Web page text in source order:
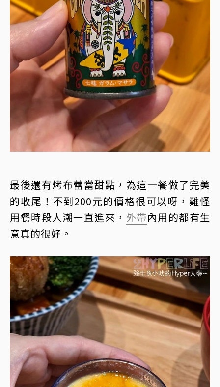
最後還有烤布蕾當甜點，為這一餐做了完美
的收尾！不到200元的價格很可以呀，難怪
用餐時段人潮一直進來， 外帶內用的都有生
意真的很好。